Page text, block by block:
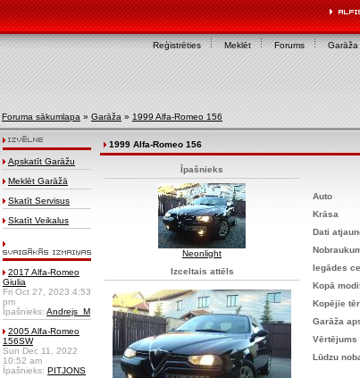
Reģistrēties Meklēt Forums Garāža
Foruma sākumlapa » Garāža » 1999 Alfa-Romeo 156
Apskatīt Garāžu
Meklēt Garāžā
Skatīt Servisus
Skatīt Veikalus
2017 Alfa-Romeo
Giulia
Fri Oct 27, 2023 4:53
pm
Īpašnieks: Andrejs_M
2005 Alfa-Romeo
156SW
Sun Dec 11, 2022
10:52 am
Īpašnieks: PITJONS
1999 Alfa-Romeo 156
Īpašnieks
Neonlight
Izceltais attēls
Auto
Krāsa
Dati
Iegādes
Kopā
Kopējie
Garāža
Vērtējums
Lūdzu